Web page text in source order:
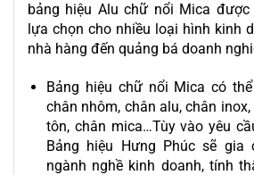
bảng hiệu Alu chữ nổi Mica được
lựa chọn cho nhiều loại hình kinh
nhà hàng đến quảng bá doanh
Bảng hiệu chữ nổi Mica có
chân nhôm, chân alu, chân
tôn, chân mica…Tùy vào yêu
Bảng hiệu Hưng Phúc sẽ gia
ngành nghề kinh doanh, tính